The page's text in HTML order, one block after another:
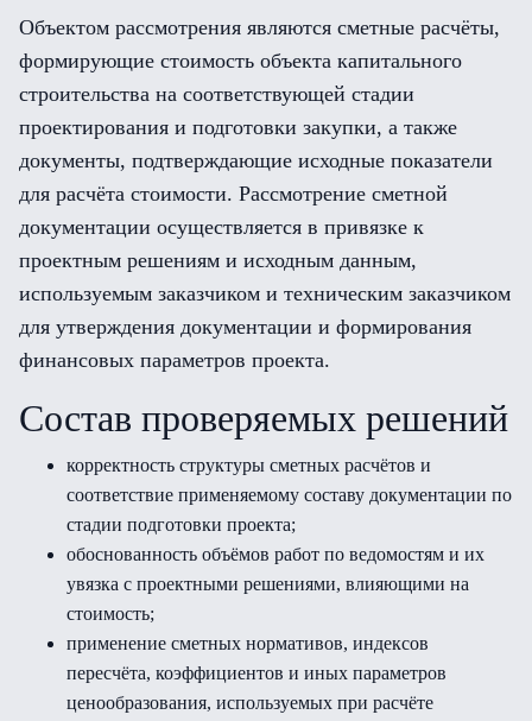
Объектом рассмотрения являются сметные расчёты,
формирующие стоимость объекта капитального
строительства на соответствующей стадии
проектирования и подготовки закупки, а также
документы, подтверждающие исходные показатели
для расчёта стоимости. Рассмотрение сметной
документации осуществляется в привязке к
проектным решениям и исходным данным,
используемым заказчиком и техническим заказчиком
для утверждения документации и формирования
финансовых параметров проекта.
Состав проверяемых решений
корректность структуры сметных расчётов и
соответствие применяемому составу документации по
стадии подготовки проекта;
обоснованность объёмов работ по ведомостям и их
увязка с проектными решениями, влияющими на
стоимость;
применение сметных нормативов, индексов
пересчёта, коэффициентов и иных параметров
ценообразования, используемых при расчёте